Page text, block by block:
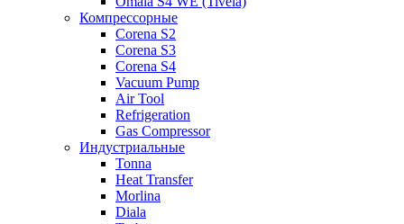
Компрессорные
Corena S2
Corena S3
Corena S4
Vacuum Pump
Air Tool
Refrigeration
Gas Compressor
Индустриальные
Tonna
Heat Transfer
Morlina
Diala